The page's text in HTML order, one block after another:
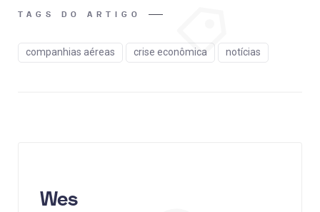
TAGS DO ARTIGO
companhias aéreas crise econômica notícias
Wes